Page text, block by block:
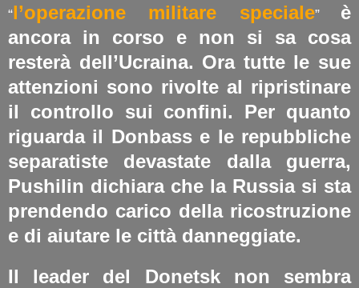
“l’operazione militare speciale” è
ancora in corso e non si sa cosa
resterà dell’Ucraina. Ora tutte le sue
attenzioni sono rivolte al ripristinare
il controllo sui confini. Per quanto
riguarda il Donbass e le repubbliche
separatiste devastate dalla guerra,
Pushilin dichiara che la Russia si sta
prendendo carico della ricostruzione
e di aiutare le città danneggiate.
Il leader del Donetsk non sembra